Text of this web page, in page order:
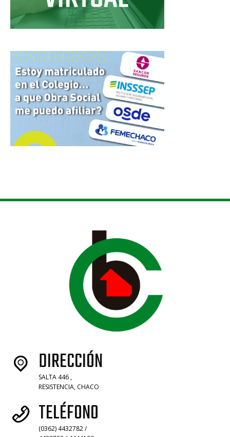
DIRECCIÓN
SALTA 446 ,
RESISTENCIA, CHACO
TELÉFONO
(0362) 4432782 /